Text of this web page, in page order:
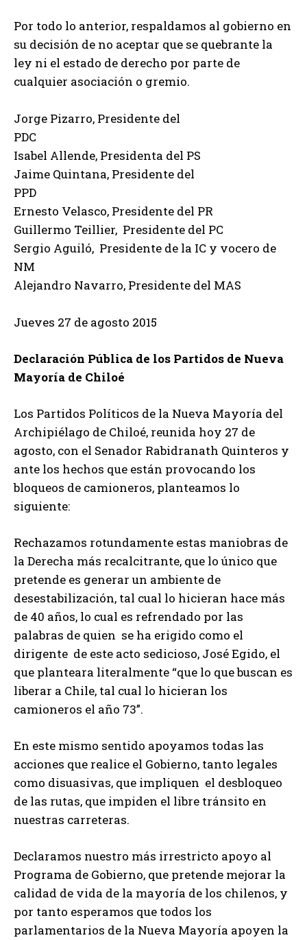
Por todo lo anterior, respaldamos al gobierno en
su decisión de no aceptar que se quebrante la
ley ni el estado de derecho por parte de
cualquier asociación o gremio.
Jorge Pizarro, Presidente del
PDC
Isabel Allende, Presidenta del PS
Jaime Quintana, Presidente del
PPD
Ernesto Velasco, Presidente del PR
Guillermo Teillier, Presidente del PC
Sergio Aguiló, Presidente de la IC y vocero de
NM
Alejandro Navarro, Presidente del MAS
Jueves 27 de agosto 2015
Declaración Pública de los Partidos de Nueva
Mayoría de Chiloé
Los Partidos Políticos de la Nueva Mayoría del
Archipiélago de Chiloé, reunida hoy 27 de
agosto, con el Senador Rabidranath Quinteros y
ante los hechos que están provocando los
bloqueos de camioneros, planteamos lo
siguiente:
Rechazamos rotundamente estas maniobras de
la Derecha más recalcitrante, que lo único que
pretende es generar un ambiente de
desestabilización, tal cual lo hicieran hace más
de 40 años, lo cual es refrendado por las
palabras de quien se ha erigido como el
dirigente de este acto sedicioso, José Egido, el
que planteara literalmente “que lo que buscan es
liberar a Chile, tal cual lo hicieran los
camioneros el año 73”.
En este mismo sentido apoyamos todas las
acciones que realice el Gobierno, tanto legales
como disuasivas, que impliquen el desbloqueo
de las rutas, que impiden el libre tránsito en
nuestras carreteras.
Declaramos nuestro más irrestricto apoyo al
Programa de Gobierno, que pretende mejorar la
calidad de vida de la mayoría de los chilenos, y
por tanto esperamos que todos los
parlamentarios de la Nueva Mayoría apoyen la